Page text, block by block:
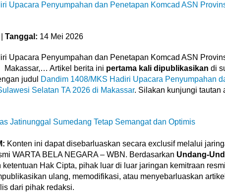
Upacara Penyumpahan dan Penetapan Komcad ASN
Tanggal: 14 Mei 2026
Upacara Penyumpahan dan Penetapan Komcad ASN
Artikel berita ini pertama kali dipublikasikan di
judul
Dandim 1408/MKS Hadiri Upacara Penyumpahan
Selatan TA 2026 di Makassar. Silakan kunjungi tautan
Jatinunggal Sumedang Tetap Semangat dan Optimis
Konten ini dapat disebarluaskan secara exclusif melalui
WARTA BELA NEGARA – WBN. Berdasarkan Undang-
Hak Cipta, pihak luar di luar jaringan kemitraan resmi
ulang, memodifikasi, atau menyebarluaskan
dari pihak redaksi.